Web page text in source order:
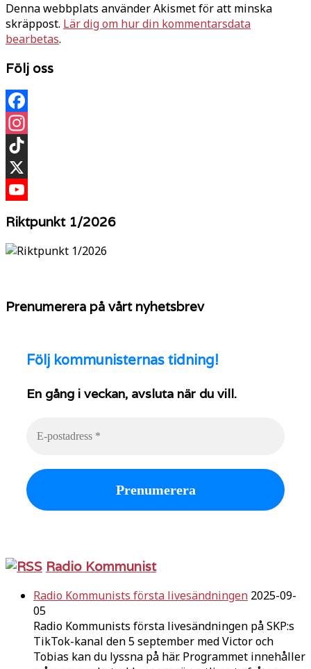
Denna webbplats använder Akismet för att minska
skräppost. Lär dig om hur din kommentarsdata
bearbetas.
Följ oss
Facebook
Instagram
TikTok
X
Riktpunkt 1/2026
Prenumerera på vårt nyhetsbrev
Följ kommunisternas tidning!
En gång i veckan, avsluta när du vill.
Radio Kommunist
Radio Kommunists första livesändningen 2025-09-
05
Radio Kommunists första livesändningen på SKP:s
TikTok-kanal den 5 september med Victor och
Tobias kan du lyssna på här. Programmet innehåller